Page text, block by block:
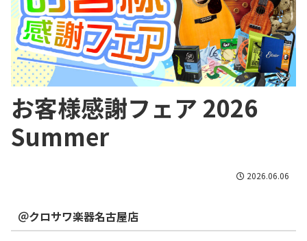
お客様感謝フェア 2026
Summer
2026.06.06
＠クロサワ楽器名古屋店